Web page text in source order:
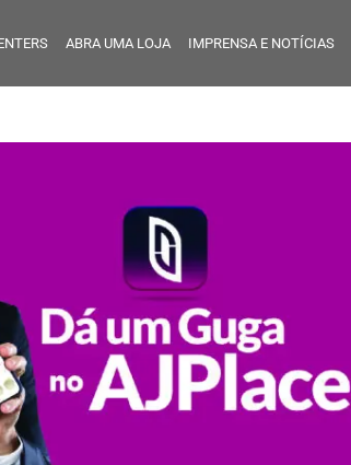
ABRA UMA LOJA IMPRENSA E NOTÍCIAS